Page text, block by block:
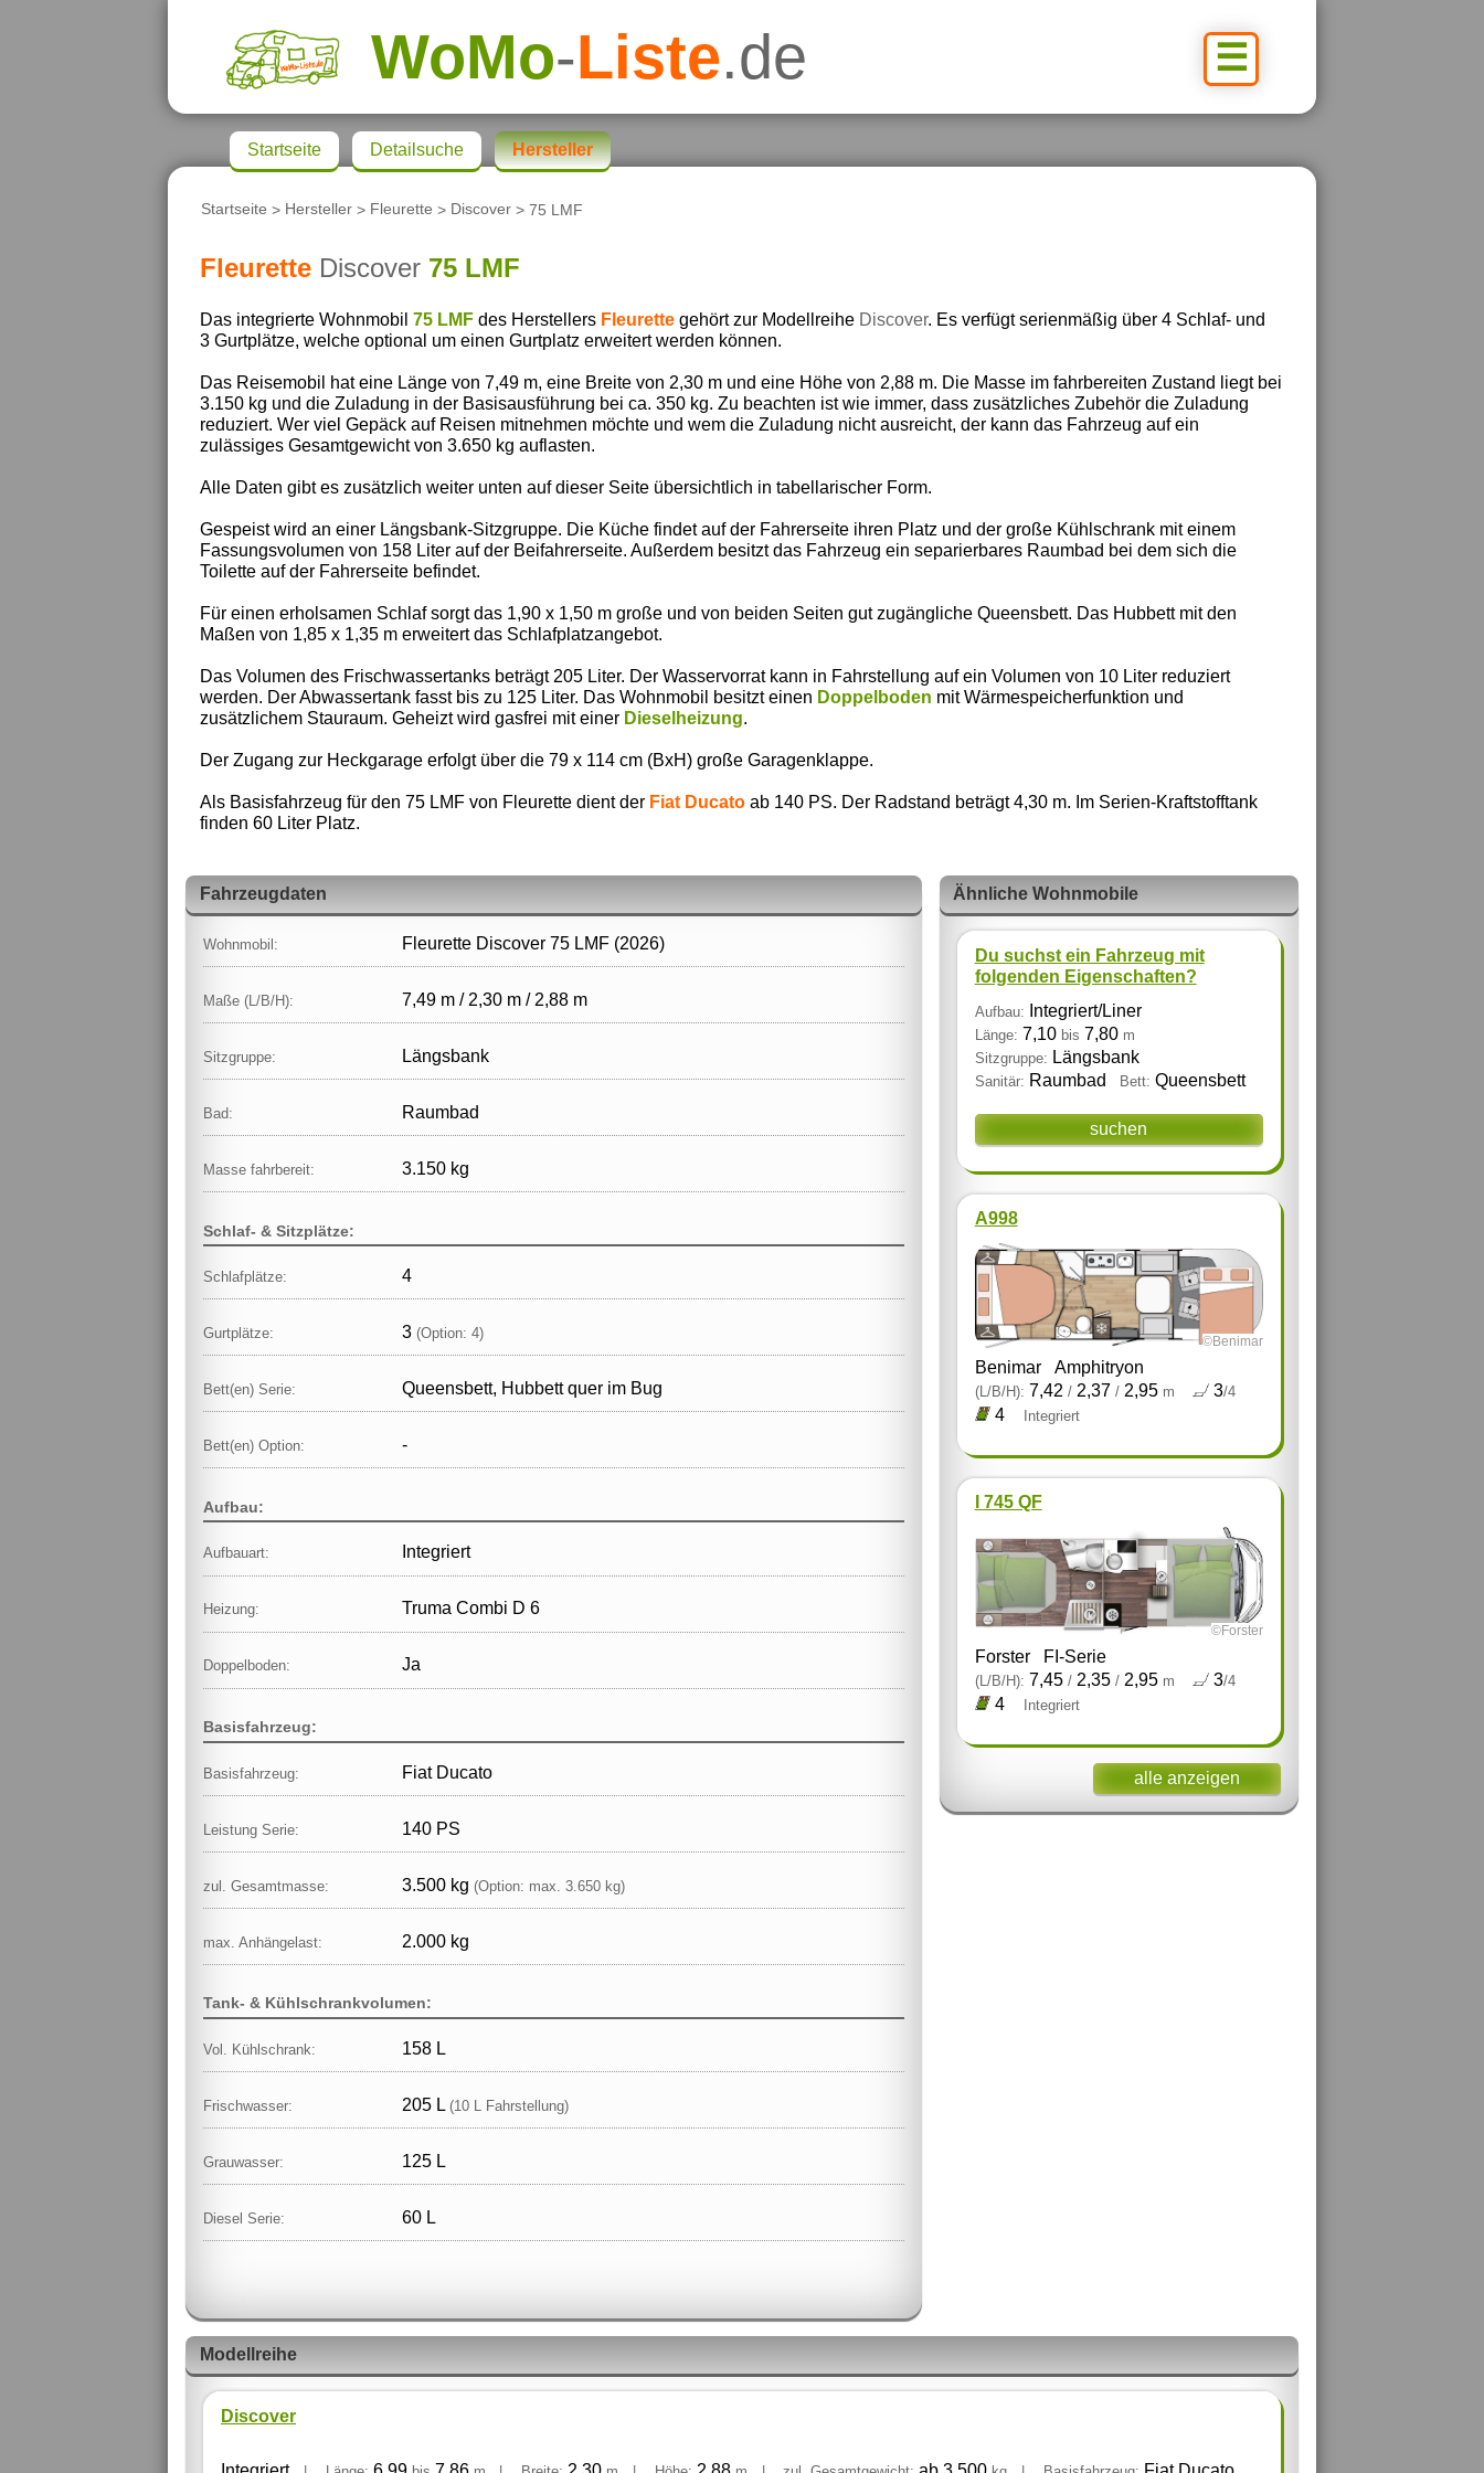
☰
WoMo-Liste.de
Startseite > Hersteller > Fleurette > Discover > 75 LMF
Fleurette Discover 75 LMF
Das integrierte Wohnmobil 75 LMFdes Herstellers Fleurettegehört zur Modellreihe Discover. Es verfügt serienmäßig über 4 Schlaf- und
3 Gurtplätze, welche optional um einen Gurtplatz erweitert werden können.
Das Reisemobil hat eine Länge von 7,49 m, eine Breite von 2,30 m und eine Höhe von 2,88 m. Die Masse im fahrbereiten Zustand liegt bei
3.150 kg und die Zuladung in der Basisausführung bei ca. 350 kg. Zu beachten ist wie immer, dass zusätzliches Zubehör die Zuladung
reduziert. Wer viel Gepäck auf Reisen mitnehmen möchte und wem die Zuladung nicht ausreicht, der kann das Fahrzeug auf ein
zulässiges Gesamtgewicht von 3.650 kg auflasten.
Alle Daten gibt es zusätzlich weiter unten auf dieser Seite übersichtlich in tabellarischer Form.
Gespeist wird an einer Längsbank-Sitzgruppe. Die Küche findet auf der Fahrerseite ihren Platz und der große Kühlschrank mit einem
Fassungsvolumen von 158 Liter auf der Beifahrerseite. Außerdem besitzt das Fahrzeug ein separierbares Raumbad bei dem sich die
Toilette auf der Fahrerseite befindet.
Für einen erholsamen Schlaf sorgt das 1,90 x 1,50 m große und von beiden Seiten gut zugängliche Queensbett. Das Hubbett mit den
Maßen von 1,85 x 1,35 m erweitert das Schlafplatzangebot.
Das Volumen des Frischwassertanks beträgt 205 Liter. Der Wasservorrat kann in Fahrstellung auf ein Volumen von 10 Liter reduziert
werden. Der Abwassertank fasst bis zu 125 Liter. Das Wohnmobil besitzt einen Doppelboden mit Wärmespeicherfunktion und
zusätzlichem Stauraum. Geheizt wird gasfrei mit einer Dieselheizung.
Der Zugang zur Heckgarage erfolgt über die 79 x 114 cm (BxH) große Garagenklappe.
Als Basisfahrzeug für den 75 LMF von Fleurette dient der Fiat Ducatoab 140 PS. Der Radstand beträgt 4,30 m. Im Serien-Kraftstofftank
finden 60 Liter Platz.
Fahrzeugdaten
Wohnmobil: Fleurette Discover 75 LMF (2026)
Maße (L/B/H): 7,49 m / 2,30 m / 2,88 m
Sitzgruppe: Längsbank
Bad: Raumbad
Masse fahrbereit: 3.150 kg
Schlaf- & Sitzplätze:
Schlafplätze: 4
Gurtplätze: 3 (Option: 4)
Bett(en) Serie: Queensbett, Hubbett quer im Bug
Bett(en) Option: -
Aufbau:
Aufbauart: Integriert
Heizung: Truma Combi D 6
Doppelboden: Ja
Basisfahrzeug:
Basisfahrzeug: Fiat Ducato
Leistung Serie: 140 PS
zul. Gesamtmasse: 3.500 kg (Option: max. 3.650 kg)
max. Anhängelast: 2.000 kg
Tank- & Kühlschrankvolumen:
Vol. Kühlschrank: 158 L
Frischwasser: 205 L (10 L Fahrstellung)
Grauwasser: 125 L
Diesel Serie: 60 L
Ähnliche Wohnmobile
Du suchst ein Fahrzeug mit
folgenden Eigenschaften?
Aufbau: Integriert/Liner
Länge: 7,10 bis 7,80 m
Sitzgruppe: Längsbank
Sanitär: Raumbad Bett: Queensbett
suchen
A998
©Benimar
Benimar Amphitryon
(L/B/H): 7,42 /2,37 /2,95 m 3/4
4 Integriert
I 745 QF
©Forster
Forster FI-Serie
(L/B/H): 7,45 /2,35 /2,95 m 3/4
4 Integriert
alle anzeigen
Modellreihe
Discover
Startseite Detailsuche Hersteller